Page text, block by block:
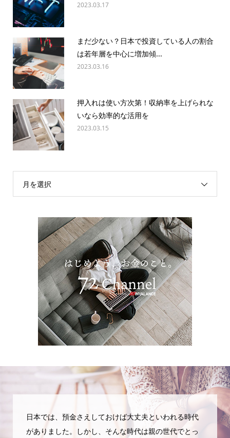
2023.03.17
まだ少ない？日本で投資している人の割合
は若年層を中心に増加傾...
2023.03.16
押入れは使い方次第！収納率を上げられな
いなら効率的な活用を
2023.03.15
月を選択
日本では、預金さえしておけば大丈夫といわれる時代
がありました。しかし、そんな時代は親の世代でとっ